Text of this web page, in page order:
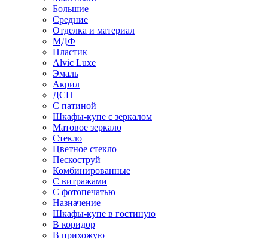
Большие
Средние
Отделка и материал
МДФ
Пластик
Alvic Luxe
Эмаль
Акрил
ДСП
С патиной
Шкафы-купе с зеркалом
Матовое зеркало
Стекло
Цветное стекло
Пескоструй
Комбинированные
С витражами
С фотопечатью
Назначение
Шкафы-купе в гостиную
В коридор
В прихожую